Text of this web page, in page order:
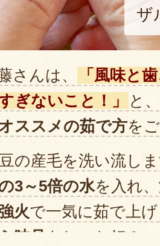
ザ
さんは、
「風味と
ぎないこと！」
と
ススメの茹で方を
の産毛を洗い流し
3～5倍の水を入れ、
火で一気に茹で上
味見 をし、お好み